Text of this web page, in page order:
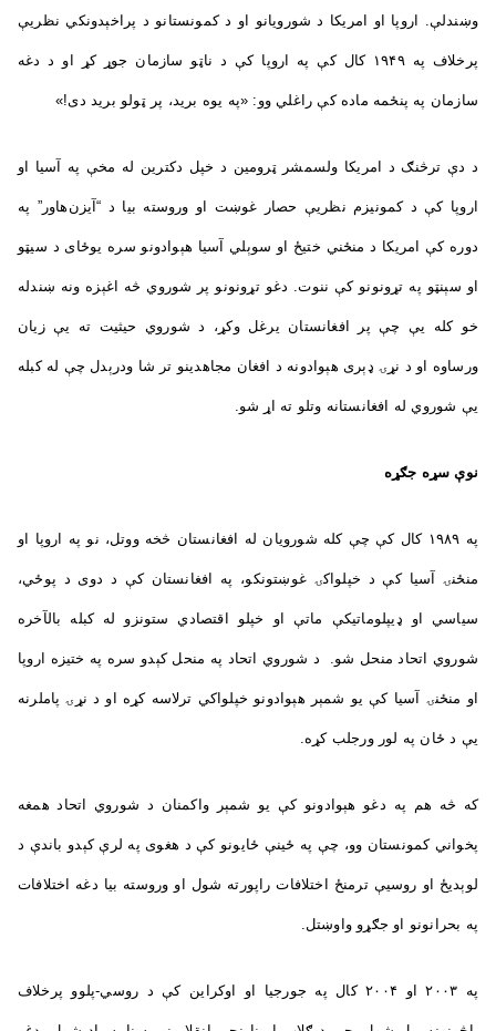
وښندلې. اروپا او امریکا د شورویانو او د کمونستانو د پراخېدونکي نظریې
پرخلاف په ۱۹۴۹ کال کې په اروپا کې د ناټو سازمان جوړ کړ او د دغه
سازمان په پنځمه ماده کې راغلي وو: «په یوه برید، پر ټولو برید دی!»
د دې ترڅنګ د امریکا ولسمشر ټرومین د خپل دکترین له مخې په آسیا او
اروپا کې د کمونیزم نظریې حصار غوښت او وروسته بیا د “آیزن‌هاور” په
دوره کې امریکا د منځني ختیځ او سوېلي آسیا هېوادونو سره یوځای د سیټو
او سېنټو په تړونونو کې ننوت. دغو تړونونو پر شوروي څه اغېزه ونه ښندله
خو کله یې چې پر افغانستان یرغل وکړ، د شوروي حیثیت ته يې زيان
ورساوه او د نړۍ ډېری هېوادونه د افغان مجاهدینو تر شا ودرېدل چې له کبله
یې شوروي له افغانستانه وتلو ته اړ شو.
نوې سړه جګړه
په ۱۹۸۹ کال کې چې کله شورویان له افغانستان څخه ووتل، نو په اروپا او
منځنۍ آسیا کې د خپلواکۍ غوښتونکو، په افغانستان کې د دوی د پوځي،
سیاسي او ډيپلوماتیکې ماتې او خپلو اقتصادي ستونزو له کبله بالآخره
شوروي اتحاد منحل شو. د شوروي اتحاد په منحل کېدو سره په ختیزه اروپا
او منځنۍ آسیا کې یو شمېر هېوادونو خپلواکي ترلاسه کړه او د نړۍ پاملرنه
یې د ځان په لور ورجلب کړه.
که څه هم په دغو هېوادونو کې یو شمېر واکمنان د شوروي اتحاد همغه
پخواني کمونستان وو، چې په ځینې ځایونو کې د هغوی په لرې کېدو باندې د
لوېدیځ او روسیې ترمنځ اختلافات راپورته شول او وروسته بیا دغه اختلافات
په بحرانونو او جګړو واوښتل.
په ۲۰۰۳ او ۲۰۰۴ کال په جورجیا او اوکراین کې د روسي‌-پلوو پرخلاف